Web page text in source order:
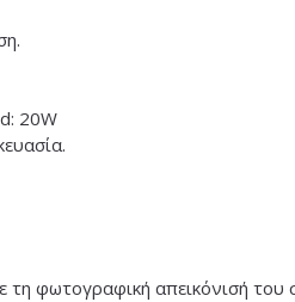
20W
φωτογραφική απεικόνισή του